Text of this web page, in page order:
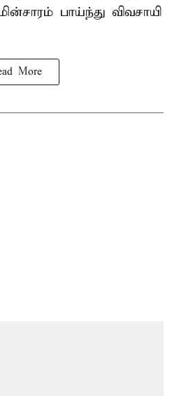
பாய்ந்து விவசாயி
More